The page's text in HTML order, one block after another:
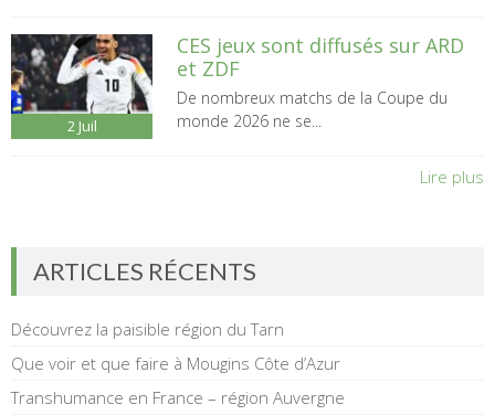
2 Juil
CES jeux sont diffusés sur ARD
et ZDF
De nombreux matchs de la Coupe du
monde 2026 ne se...
Lire plus
ARTICLES RÉCENTS
Découvrez la paisible région du Tarn
Que voir et que faire à Mougins Côte d’Azur
Transhumance en France – région Auvergne